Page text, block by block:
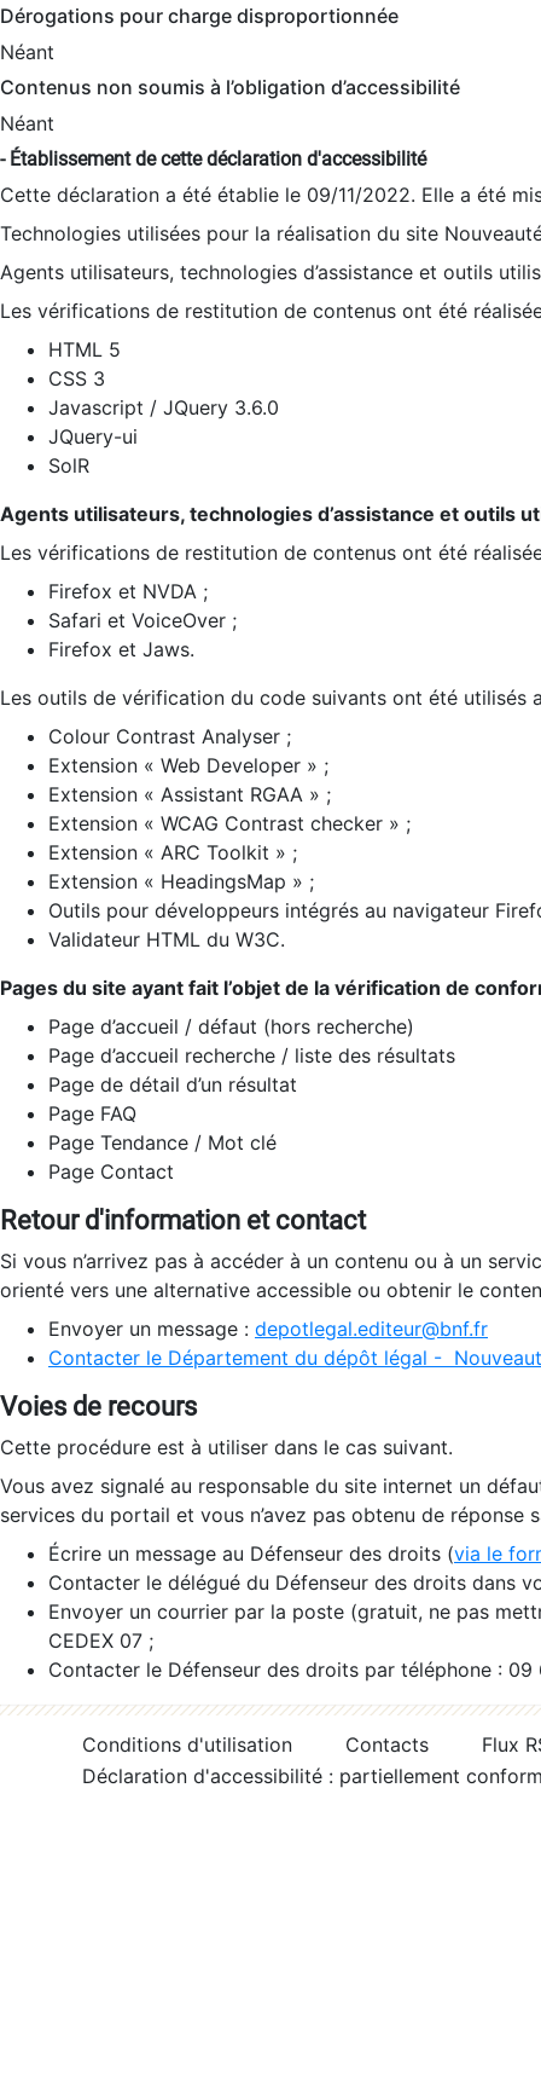
Dérogations pour charge disproportionnée
Néant
Contenus non soumis à l’obligation d’accessibilité
Néant
- Établissement de cette déclaration d'accessibilité
Cette déclaration a été établie le 09/11/2022. Elle a été
Technologies utilisées pour la réalisation du site
Agents utilisateurs, technologies d’assistance et outils
Les vérifications de restitution de contenus ont été
HTML 5
CSS 3
Javascript / JQuery 3.6.0
JQuery-ui
SolR
Agents utilisateurs, technologies d’assistance et outils
Les vérifications de restitution de contenus ont été
Firefox et NVDA ;
Safari et VoiceOver ;
Firefox et Jaws.
Les outils de vérification du code suivants ont été utilisés
Colour Contrast Analyser ;
Extension « Web Developer » ;
Extension « Assistant RGAA » ;
Extension « WCAG Contrast checker » ;
Extension « ARC Toolkit » ;
Extension « HeadingsMap » ;
Outils pour développeurs intégrés au navigateur
Validateur HTML du W3C.
Pages du site ayant fait l’objet de la vérification de
Page d’accueil / défaut (hors recherche)
Page d’accueil recherche / liste des résultats
Page de détail d’un résultat
Page FAQ
Page Tendance / Mot clé
Page Contact
Retour d'information et contact
Si vous n’arrivez pas à accéder à un contenu ou à un
orienté vers une alternative accessible ou obtenir le
Envoyer un message : depotlegal.editeur@bnf.fr
Contacter le Département du dépôt légal -
Voies de recours
Cette procédure est à utiliser dans le cas suivant.
Vous avez signalé au responsable du site internet un
services du portail et vous n’avez pas obtenu de réponse
Écrire un message au Défenseur des droits (via le
Contacter le délégué du Défenseur des droits dans
Envoyer un courrier par la poste (gratuit, ne pas
CEDEX 07 ;
Contacter le Défenseur des droits par téléphone :
Conditions d'utilisation Contacts
Flux
Déclaration d'accessibilité : partiellement